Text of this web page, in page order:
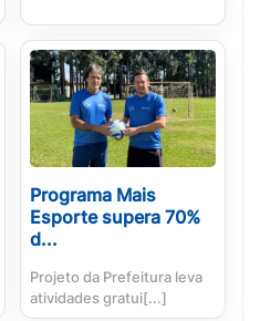
Programa Mais
Esporte supera 70%
d...
Projeto da Prefeitura leva
atividades gratui[...]